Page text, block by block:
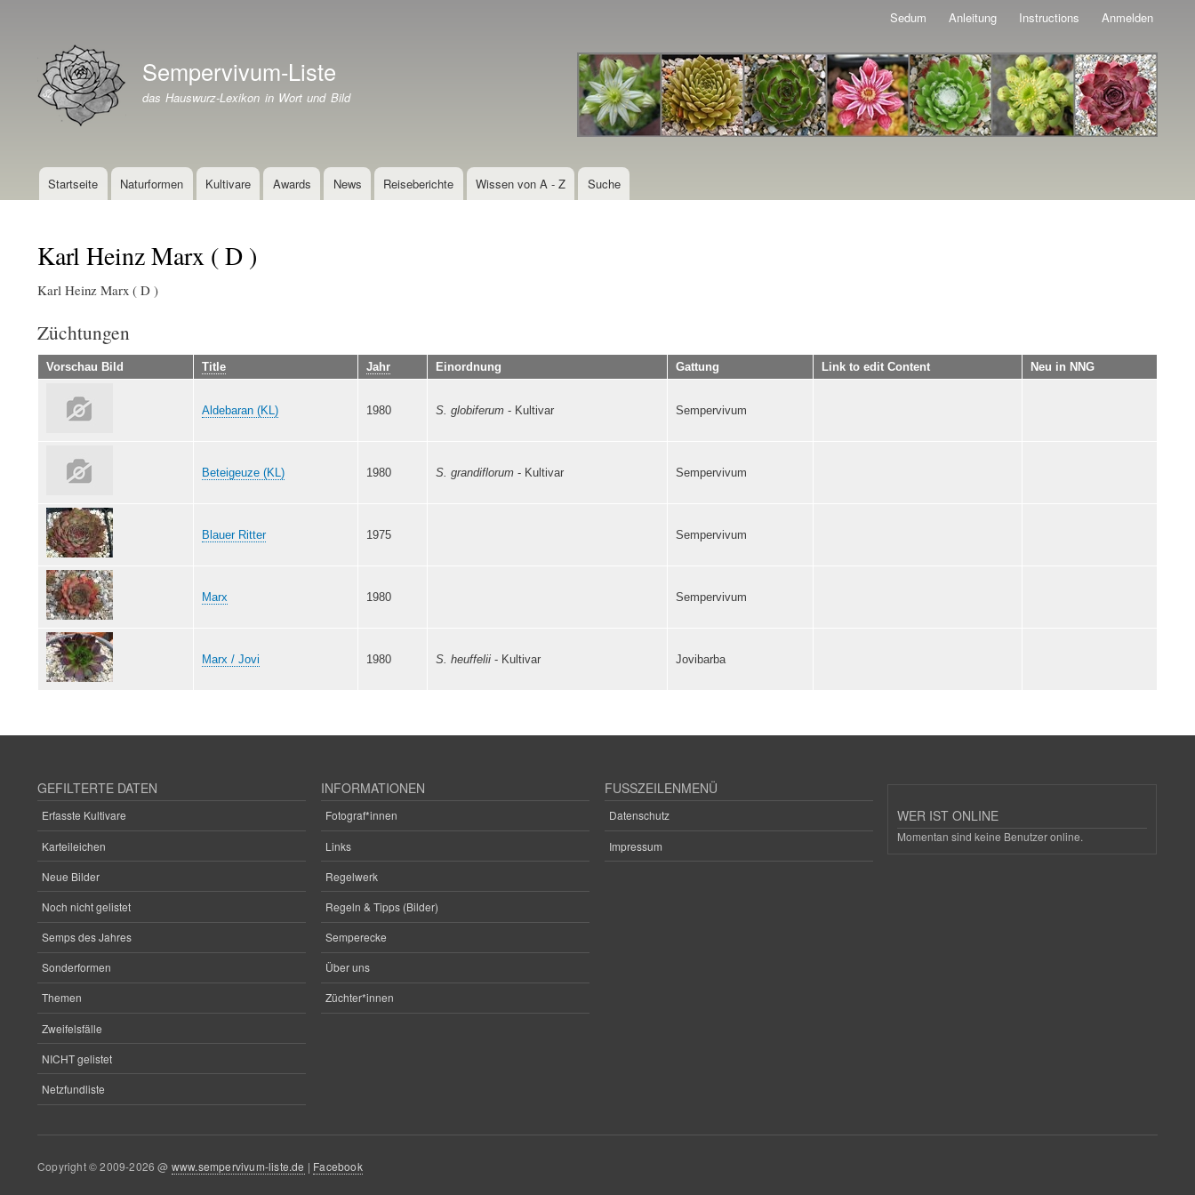
Inhalt
Sedum Anleitung Instructions Anmelden
Branding der WebsiteSempervivum-Liste
das Hauswurz-Lexikon in Wort und Bild
Hauptnavigation
Startseite Naturformen Kultivare Awards News Reiseberichte Wissen von A - Z Suche
Karl Heinz Marx ( D )
Karl Heinz Marx ( D )
Züchtungen
Vorschau Bild Title Jahr Einordnung Gattung Link to edit Content Neu in NNG
Aldebaran (KL) 1980 S. globiferum - Kultivar Sempervivum
Beteigeuze (KL) 1980 S. grandiflorum - Kultivar Sempervivum
Blauer Ritter 1975 Sempervivum
Marx 1980 Sempervivum
Marx / Jovi 1980 S. heuffelii - Kultivar Jovibarba
GEFILTERTE DATEN
Erfasste Kultivare
Karteileichen
Neue Bilder
Noch nicht gelistet
Semps des Jahres
Sonderformen
Themen
Zweifelsfälle
NICHT gelistet
Netzfundliste
INFORMATIONEN
Fotograf*innen
Links
Regelwerk
Regeln & Tipps (Bilder)
Semperecke
Über uns
Züchter*innen
FUSSZEILENMENÜ
Datenschutz
Impressum
WER IST ONLINE
Momentan sind keine Benutzer online.
Copyright © 2009-2026 @ www.sempervivum-liste.de | Facebook